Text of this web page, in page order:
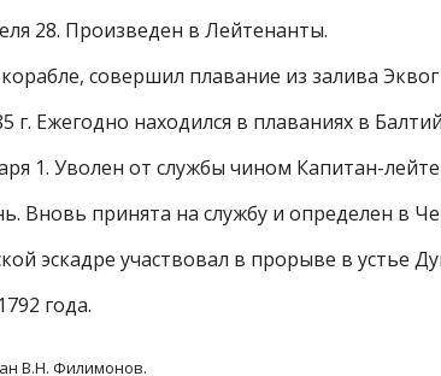
28. Произведен в Лейтенанты.
совершил плавание из залива
г. Ежегодно находился в плаваниях в
1. Уволен от службы чином Капитан-
Вновь принята на службу и определен в
эскадре участвовал в прорыве в устье
года.
В.Н. Филимонов.